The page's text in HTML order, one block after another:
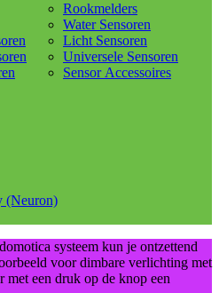
Rookmelders
Water Sensoren
Licht Sensoren
Universele Sensoren
Sensor Accessoires
(Neuron)
systeem kun je ontzettend
voor dimbare verlichting met
met een druk op de knop een